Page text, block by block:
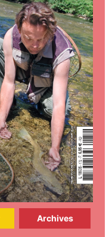
Archives